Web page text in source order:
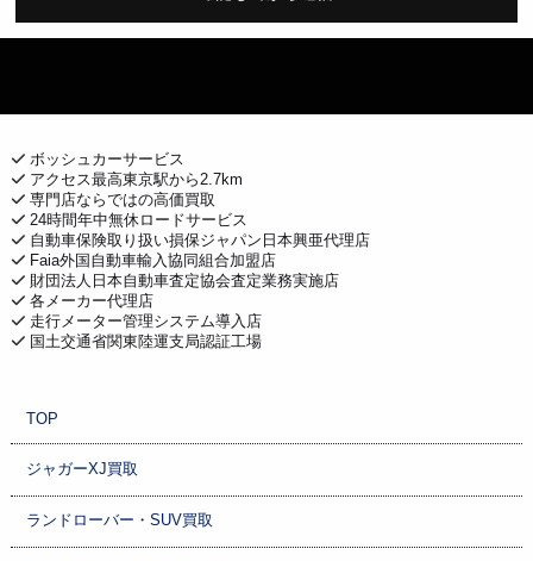
ボッシュカーサービス
アクセス最高東京駅から2.7km
専門店ならではの高価買取
24時間年中無休ロードサービス
自動車保険取り扱い損保ジャパン日本興亜代理店
Faia外国自動車輸入協同組合加盟店
財団法人日本自動車査定協会査定業務実施店
各メーカー代理店
走行メーター管理システム導入店
国土交通省関東陸運支局認証工場
TOP
ジャガーXJ買取
ランドローバー・SUV買取